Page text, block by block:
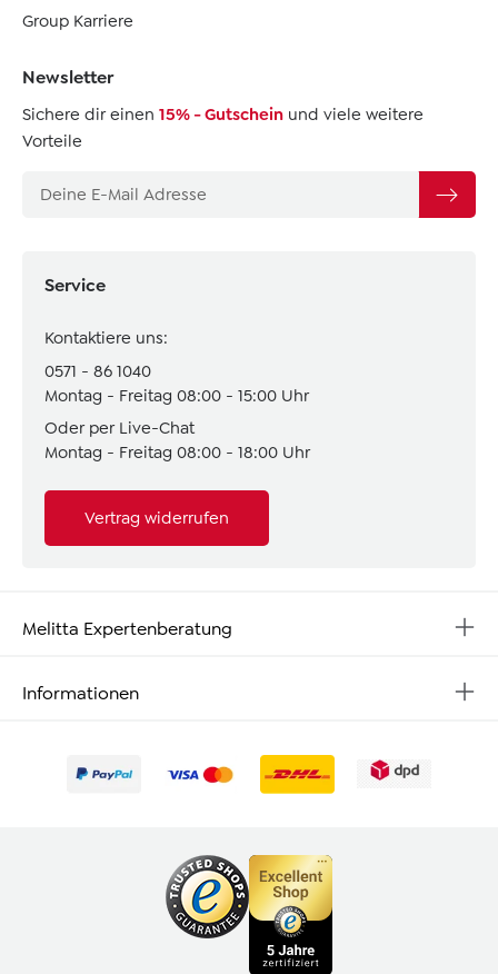
Service
Kontaktiere uns:
0571 - 86 1040
Montag - Freitag 08:00 - 15:00 Uhr
Oder per Live-Chat
Montag - Freitag 08:00 - 18:00 Uhr
Vertrag widerrufen
Melitta Expertenberatung
Informationen
Group Karriere
Newsletter
Sichere dir einen 15% - Gutschein und viele weitere
Vorteile